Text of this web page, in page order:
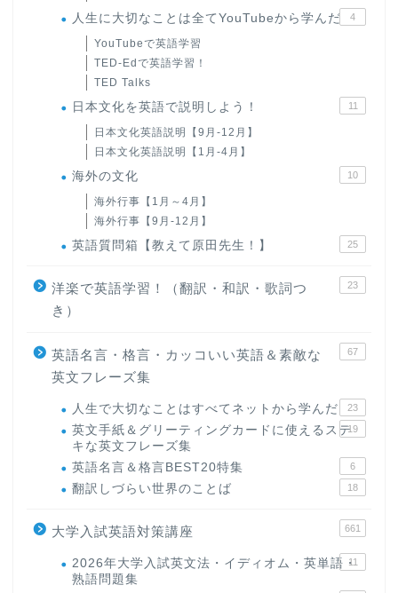
人生に大切なことは全てYouTubeから学んだ 4
YouTubeで英語学習
TED-Edで英語学習！
TED Talks
日本文化を英語で説明しよう！ 11
日本文化英語説明【9月-12月】
日本文化英語説明【1月-4月】
海外の文化 10
海外行事【1月～4月】
海外行事【9月-12月】
英語質問箱【教えて原田先生！】 25
洋楽で英語学習！（翻訳・和訳・歌詞つ
き）
23
英語名言・格言・カッコいい英語＆素敵な
英文フレーズ集
67
人生で大切なことはすべてネットから学んだ 23
英文手紙＆グリーティングカードに使えるステ
キな英文フレーズ集
19
英語名言＆格言BEST20特集 6
翻訳しづらい世界のことば 18
大学入試英語対策講座 661
2026年大学入試英文法・イディオム・英単語・
熟語問題集
11